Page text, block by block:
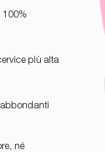
100%
più alta
abbondanti
né